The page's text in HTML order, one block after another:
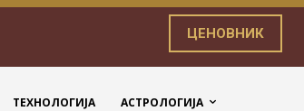
ЦЕНОВНИК
ТЕХНОЛОГИЈА АСТРОЛОГИЈА